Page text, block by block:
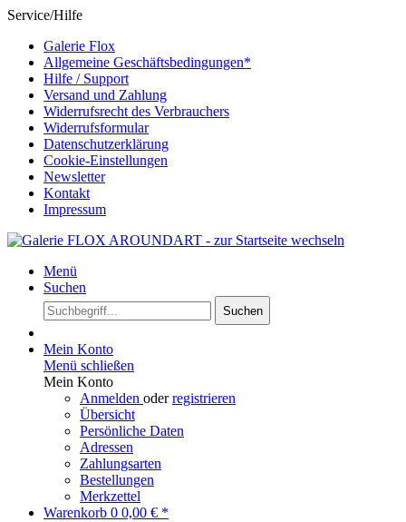
Service/Hilfe
Galerie Flox
Allgemeine Geschäftsbedingungen*
Hilfe / Support
Versand und Zahlung
Widerrufsrecht des Verbrauchers
Widerrufsformular
Datenschutzerklärung
Cookie-Einstellungen
Newsletter
Kontakt
Impressum
Menü
Suchen
Suchen
Mein Konto
Menü schließen
Mein Konto
Anmelden oderregistrieren
Übersicht
Persönliche Daten
Adressen
Zahlungsarten
Bestellungen
Merkzettel
Warenkorb 0 0,00 € *